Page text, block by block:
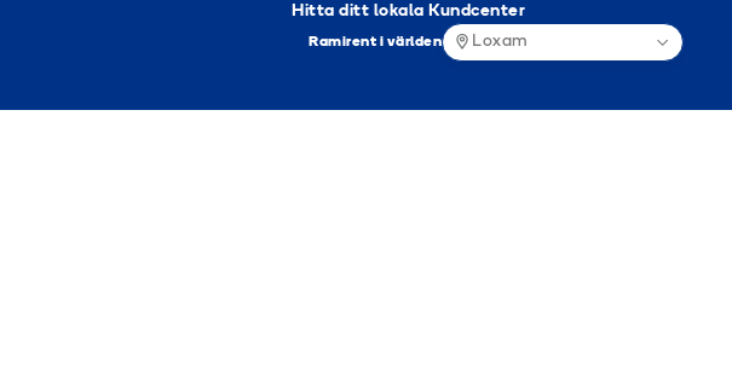
Hitta ditt lokala Kundcenter
Ramirent i världen Loxam